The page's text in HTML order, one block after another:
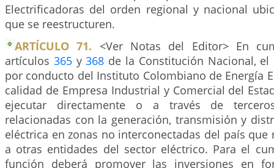
Electrificadoras del orden regional y nacional
que se reestructuren.
ARTÍCULO 71. <Ver Notas del Editor> En
artículos 365y368 de la Constitución Nacional,
por conducto del Instituto Colombiano de Energía
calidad de Empresa Industrial y Comercial del
ejecutar directamente o a través de
relacionadas con la generación, transmisión y
eléctrica en zonas no interconectadas del país que
a otras entidades del sector eléctrico. Para el
función deberá promover las inversiones en